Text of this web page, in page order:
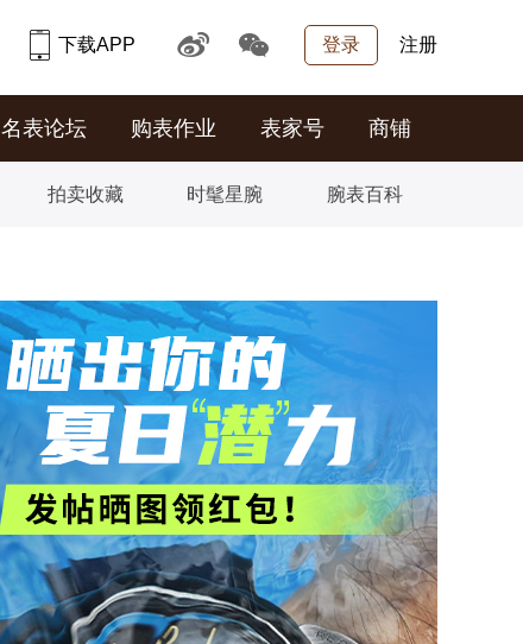
登录 注册
下载APP
名表论坛 购表作业 表家号 商铺
拍卖收藏 时髦星腕 腕表百科